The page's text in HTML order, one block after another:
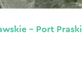
– Port Praski